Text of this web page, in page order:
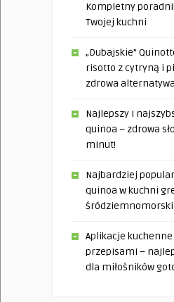
Kompletny
Twojej kuchni
„Dubajskie”
risotto z cytryną i
zdrowa
Najlepszy i
quinoa – zdrowa
minut!
Najbardziej
quinoa w kuchni
Aplikacje kuchenne
przepisami –
dla miłośników